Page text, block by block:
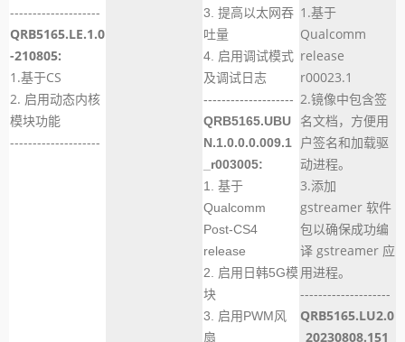
--------------------
QRB5165.LE.1.0
-210805:
1.基于CS
2. 启用动态内核
模块功能
--------------------
3. 提高以太网吞
吐量
4. 启用调试模式
及调试日志
--------------------
QRB5165.UBU
N.1.0.0.0.009.1
_r003005:
1. 基于
Qualcomm
Post-CS4
release
2. 启用日韩5G模
块
3. 启用PWM风
扇
1.基于
Qualcomm
release
r00023.1
2.镜像中包含签
名文档，方便用
户签名和加载驱
动进程。
3.添加
gstreamer 软件
包以确保成功编
译 gstreamer 应
用进程。
--------------------
QRB5165.LU2.0
_20230808.151